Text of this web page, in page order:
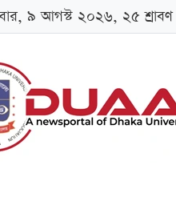
৯ আগস্ট ২০২৬, ২৫